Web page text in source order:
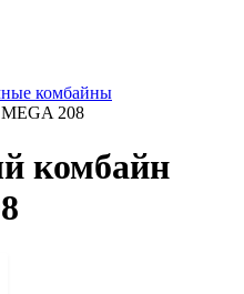
комбайны
208
комбайн